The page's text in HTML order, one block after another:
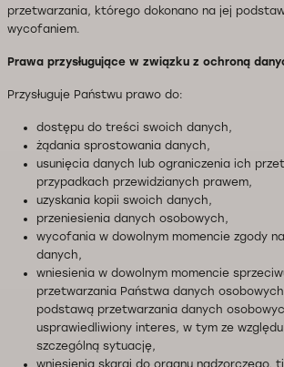
przetwarzania, którego dokonano na jej
wycofaniem.
Prawa przysługujące w związku z ochroną
Przysługuje Państwu prawo do:
dostępu do treści swoich danych,
żądania sprostowania danych,
usunięcia danych lub ograniczenia ich
przypadkach przewidzianych prawem,
uzyskania kopii swoich danych,
przeniesienia danych osobowych,
wycofania w dowolnym momencie zgody
danych,
wniesienia w dowolnym momencie
przetwarzania Państwa danych
podstawą przetwarzania danych
usprawiedliwiony interes, w tym ze
szczególną sytuację,
wniesienia skargi do organu nadzorczego,